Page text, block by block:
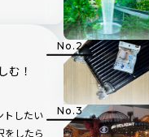
む！
トしたい
したら